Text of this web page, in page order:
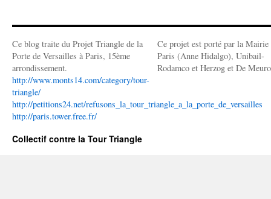
Ce blog traite du Projet Triangle de la
Porte de Versailles à Paris, 15ème
arrondissement.
http://www.monts14.com/category/tour-
triangle/
http://petitions24.net/refusons_la_tour_triangle_a_la_porte_de_versailles
http://paris.tower.free.fr/
Ce projet est porté par la Mairie
Paris (Anne Hidalgo), Unibail-
Rodamco et Herzog et De
Collectif contre la Tour Triangle